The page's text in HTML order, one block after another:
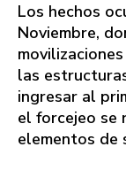
Los hechos
Noviembre,
las
ingresar al
el forcejeo se
elementos de